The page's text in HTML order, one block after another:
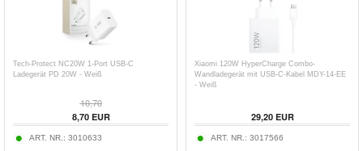
Tech-Protect NC20W 1-Port USB-C
Ladegerät PD 20W - Weiß
10,70
8,70EUR
ART. NR.: 3010633
Xiaomi 120W HyperCharge Combo-
Wandladegerät mit USB-C-Kabel MDY-14-EE
- Weiß
29,20EUR
ART. NR.: 3017566